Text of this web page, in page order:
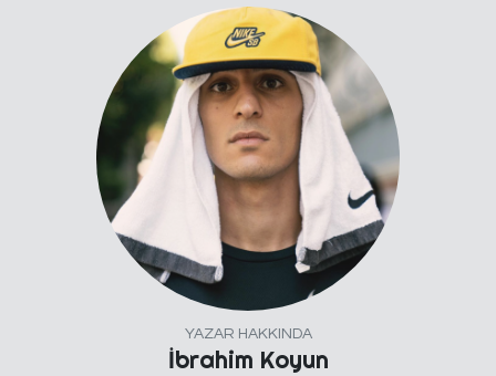
YAZAR HAKKINDA
İbrahim Koyun